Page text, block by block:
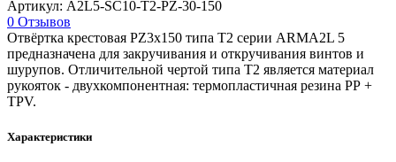
Артикул: A2L5-SC10-T2-PZ-30-150
0 Отзывов
Отвёртка крестовая PZ3х150 типа Т2 серии ARMA2L 5
предназначена для закручивания и откручивания винтов и
шурупов. Отличительной чертой типа Т2 является материал
рукояток - двухкомпонентная: термопластичная резина РР +
TPV.
Характеристики